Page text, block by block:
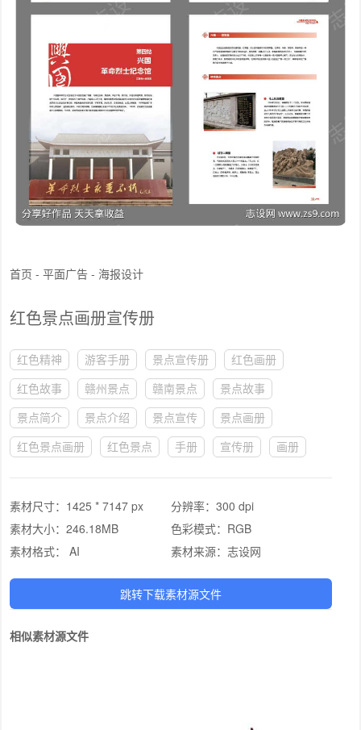
首页 - 平面广告 - 海报设计
红色景点画册宣传册
红色精神 游客手册 景点宣传册
红色画册
红色故事
赣州景点 赣南景点
景点故事
景点简介
景点介绍 景点宣传
景点画册
红色景点画册
红色景点 手册 宣传册 画册
素材尺寸： 1425 * 7147 px 分辨率： 300 dpi
素材大小： 246.18MB 色彩模式： RGB
素材格式：
AI 素材来源： 志设网
跳转下载素材源文件
相似素材源文件